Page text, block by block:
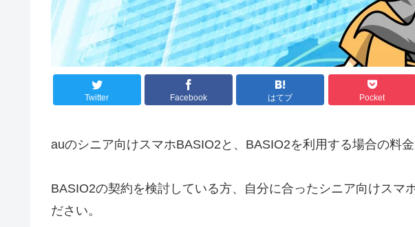
Twitter Facebook はてブ Pocket
auのシニア向けスマホBASIO2と、BASIO2を利用する場合の料
BASIO2の契約を検討している方、自分に合ったシニア向けスマ
ださい。